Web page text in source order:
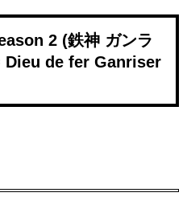
2 (鉄神 ガンラ
Dieu de fer Ganriser